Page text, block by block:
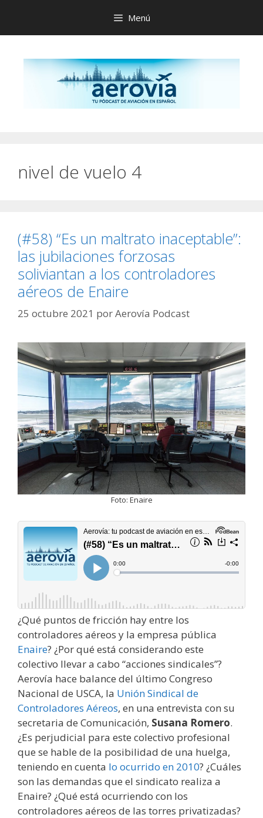
contenido
Menú
nivel de vuelo 4
(#58) “Es un maltrato inaceptable”:
las jubilaciones forzosas
soliviantan a los controladores
aéreos de Enaire
25 octubre 2021 porAerovía Podcast
Foto: Enaire
¿Qué puntos de fricción hay entre los
controladores aéreos y la empresa pública
Enaire? ¿Por qué está considerando este
colectivo llevar a cabo “acciones sindicales”?
Aerovía hace balance del último Congreso
Nacional de USCA, la Unión Sindical de
Controladores Aéreos, en una entrevista con su
secretaria de Comunicación, Susana Romero.
¿Es perjudicial para este colectivo profesional
que se hable de la posibilidad de una huelga,
teniendo en cuenta lo ocurrido en 2010? ¿Cuáles
son las demandas que el sindicato realiza a
Enaire? ¿Qué está ocurriendo con los
controladores aéreos de las torres privatizadas?